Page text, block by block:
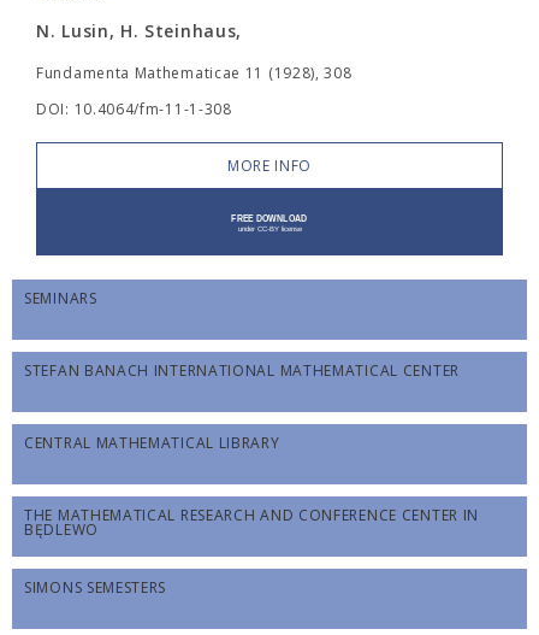
N. Lusin, H. Steinhaus,
Fundamenta Mathematicae 11 (1928), 308
DOI: 10.4064/fm-11-1-308
MORE INFO
SEMINARS
STEFAN BANACH INTERNATIONAL MATHEMATICAL CENTER
CENTRAL MATHEMATICAL LIBRARY
THE MATHEMATICAL RESEARCH AND CONFERENCE CENTER IN
BĘDLEWO
SIMONS SEMESTERS